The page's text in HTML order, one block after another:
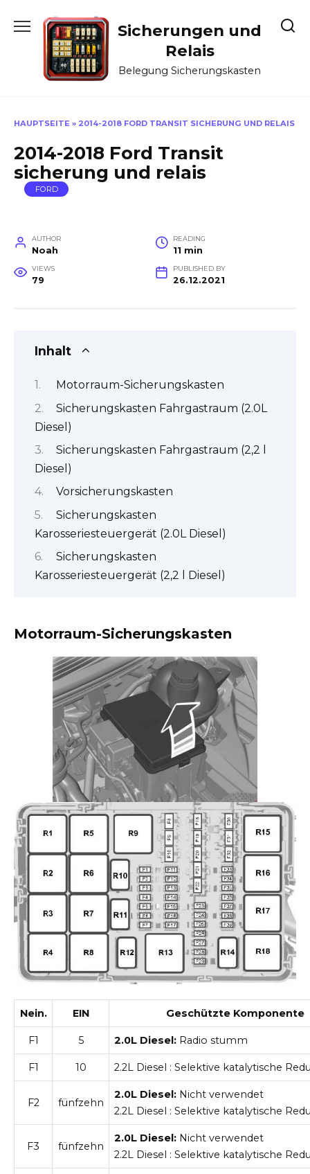
Sicherungen und
Relais
Belegung Sicherungskasten
HAUPTSEITE » 2014-2018 FORD TRANSIT SICHERUNG UND RELAIS
2014-2018 Ford Transit
sicherung und relais
FORD
AUTHOR
Noah
READING
11 min
VIEWS
79
PUBLISHED BY
26.12.2021
Inhalt
Motorraum-Sicherungskasten
Sicherungskasten Fahrgastraum (2.0L
Diesel)
Sicherungskasten Fahrgastraum (2,2 l
Diesel)
Vorsicherungskasten
Sicherungskasten
Karosseriesteuergerät (2.0L Diesel)
Sicherungskasten
Karosseriesteuergerät (2,2 l Diesel)
Motorraum-Sicherungskasten
Nein. EIN Geschützte Komponente
F1 5 2.0L Diesel: Radio stumm
F1 10 2.2L Diesel : Selektive katalytische
F2 fünfzehn
2.0L Diesel: Nicht verwendet
2.2L Diesel : Selektive katalytische
F3 fünfzehn
2.0L Diesel: Nicht verwendet
2.2L Diesel : Selektive katalytische